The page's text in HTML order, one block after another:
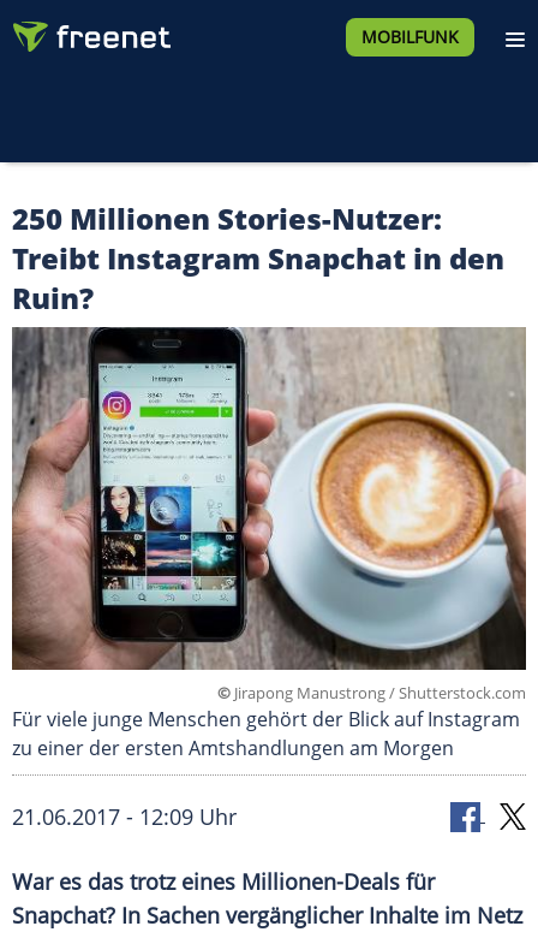
MOBILFUNK
250 Millionen Stories-Nutzer:
Treibt Instagram Snapchat in den
Ruin?
© Jirapong Manustrong / Shutterstock.com
Für viele junge Menschen gehört der Blick auf Instagram
zu einer der ersten Amtshandlungen am Morgen
21.06.2017 - 12:09 Uhr
War es das trotz eines Millionen-Deals für
Snapchat? In Sachen vergänglicher Inhalte im Netz